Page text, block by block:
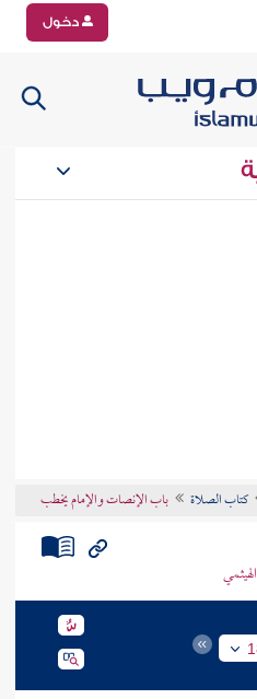
دخول
كتاب الصلاة باب الإنصات والإمام يخطب